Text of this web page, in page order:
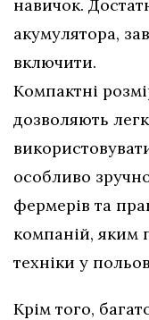
навичок.
акумулятора,
включити.
Компактні
дозволяють
особливо
фермерів та
компаній, яким
техніки у
Крім того,